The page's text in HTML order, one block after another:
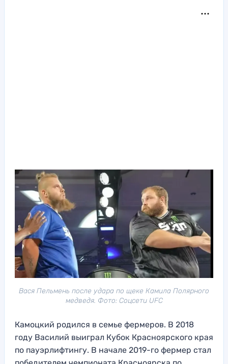
Вася Пельмень после удара по щеке Камила Полярного
медведя. Фото: Соцсети UFC
Камоцкий родился в семье фермеров. В 2018
году Василий выиграл Кубок Красноярского края
по пауэрлифтингу. В начале 2019-го фермер стал